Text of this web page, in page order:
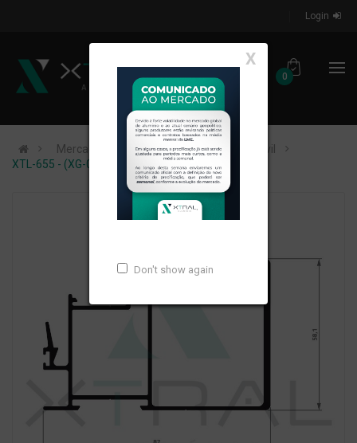
Login
0
X
Don't show again
Mercados de Atuação
Construção Civil
XTL-655 - (XG-052) - PESO LINEAR: 1,667kg/m